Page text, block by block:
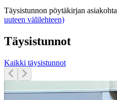
Täysistunnon pöytäkirjan asiakohta
uuteen välilehteen)
Täysistunnot
Kaikki täysistunnot